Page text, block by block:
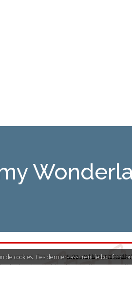
de cookies. Ces derniers assurent le bon
Créer un blogsurHautetfort
Les derniers blogs mis à jour|Les dernières notes